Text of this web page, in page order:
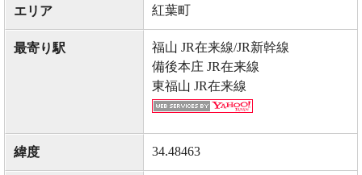
エリア 紅葉町
最寄り駅
福山 JR在来線/JR新幹線
備後本庄 JR在来線
東福山 JR在来線
緯度 34.48463